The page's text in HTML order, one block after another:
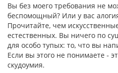
Вы без моего требования не
беспомощный? Или у вас
Прочитайте, чем
естественных. Вы ничего по
для особо тупых: то, что вы
Если вы этого не понимаете -
скудоумия.